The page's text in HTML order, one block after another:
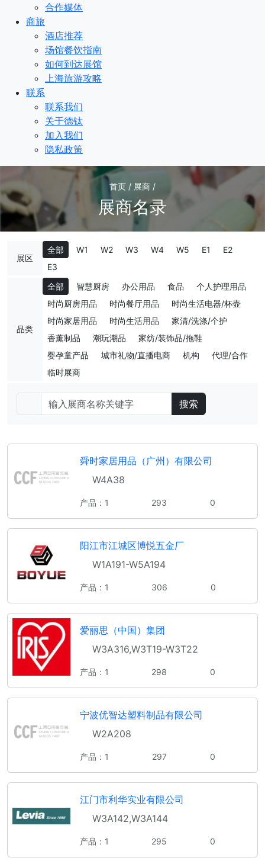
合作媒体
商旅
酒店推荐
场馆餐饮指南
如何到达展馆
上海旅游攻略
联系
联系我们
关于德钛
加入我们
隐私政策
首页 / 展商 /
展商名录
展区
全部 W1 W2 W3 W4 W5 E1
E2
E3
品类
全部 智慧厨房 办公用品 食品
个人护理用品
时尚厨房用品
时尚餐厅用品
时尚生活电器/杯壶
时尚家居用品
时尚生活用品
家清/洗涤/个护
香薰制品
潮玩潮品
家纺/装饰品/拖鞋
婴孕童产品
城市礼物/直播电商 机构
代理/合作
临时展商
搜索
舜时家居用品（广州）有限公司
W4A38
产品：1 293 0
阳江市江城区博悦五金厂
W1A191-W5A194
产品：1 306 0
爱丽思（中国）集团
W3A316,W3T19-W3T22
产品：1 298 0
宁波优智达塑料制品有限公司
W2A208
产品：1 297 0
江门市利华实业有限公司
W3A142,W3A144
产品：1 295 0